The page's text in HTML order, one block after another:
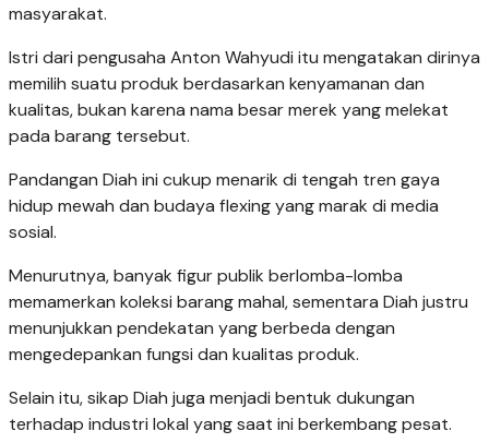
masyarakat.
Istri dari pengusaha Anton Wahyudi itu mengatakan dirinya
memilih suatu produk berdasarkan kenyamanan dan
kualitas, bukan karena nama besar merek yang melekat
pada barang tersebut.
Pandangan Diah ini cukup menarik di tengah tren gaya
hidup mewah dan budaya flexing yang marak di media
sosial.
Menurutnya, banyak figur publik berlomba-lomba
memamerkan koleksi barang mahal, sementara Diah justru
menunjukkan pendekatan yang berbeda dengan
mengedepankan fungsi dan kualitas produk.
Selain itu, sikap Diah juga menjadi bentuk dukungan
terhadap industri lokal yang saat ini berkembang pesat.